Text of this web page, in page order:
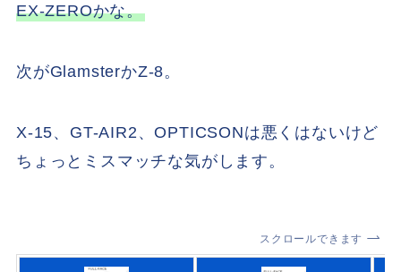
EX-ZEROかな。
次がGlamsterかZ-8。
X-15、GT-AIR2、OPTICSONは悪くはないけど
ちょっとミスマッチな気がします。
スクロールできます